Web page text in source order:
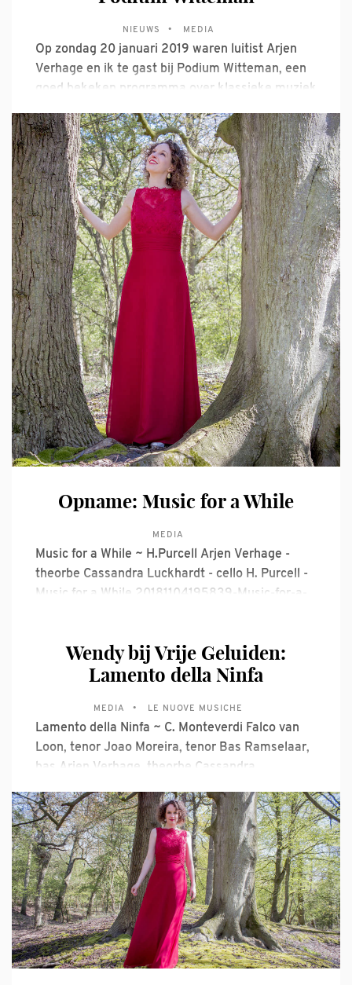
NIEUWS MEDIA
Op zondag 20 januari 2019 waren luitist Arjen
Verhage en ik te gast bij Podium Witteman, een
goed bekeken programma over klassieke muziek
Korties Kwesties ging Floris Kortie op zoek naar
de symboliek van de luit in 17e eeuw. De
Opname: Music for a While
MEDIA
Music for a While ~ H.Purcell Arjen Verhage -
theorbe Cassandra Luckhardt - cello H. Purcell -
Music for a While 20181104195839-Music-for-a-
Wendy bij Vrije Geluiden:
Lamento della Ninfa
MEDIA LE NUOVE MUSICHE
Lamento della Ninfa ~ C. Monteverdi Falco van
Loon, tenor Joao Moreira, tenor Bas Ramselaar,
bas Arjen Verhage, theorbe Cassandra
muzikale leiding Uitzending Vrije Geluiden op 20
maart 2016, live opgenomen in het Bimhuis te
Amsterdam